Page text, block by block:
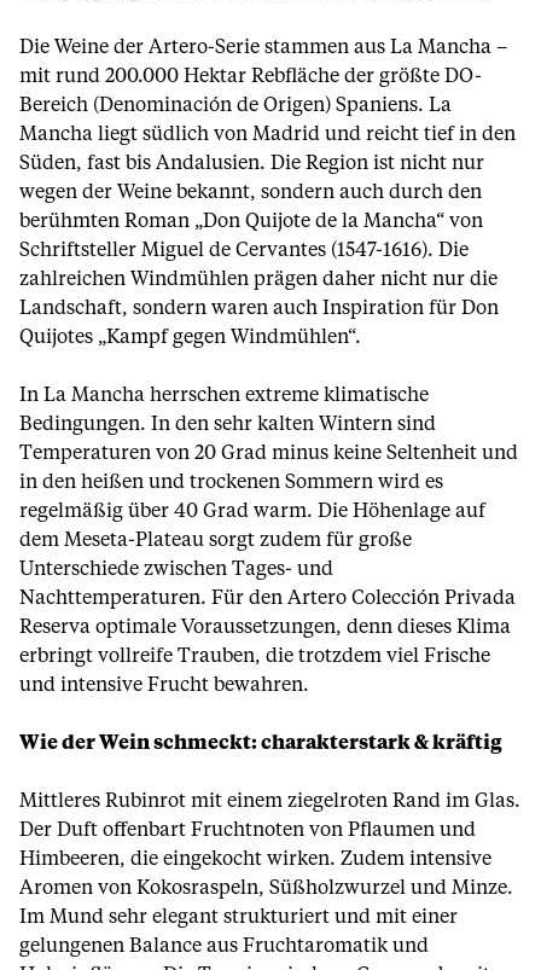
Die Weine der Artero-Serie stammen aus La Mancha –
mit rund 200.000 Hektar Rebfläche der größte DO-
Bereich (Denominación de Origen) Spaniens. La
Mancha liegt südlich von Madrid und reicht tief in den
Süden, fast bis Andalusien. Die Region ist nicht nur
wegen der Weine bekannt, sondern auch durch den
berühmten Roman „Don Quijote de la Mancha“ von
Schriftsteller Miguel de Cervantes (1547-1616). Die
zahlreichen Windmühlen prägen daher nicht nur die
Landschaft, sondern waren auch Inspiration für Don
Quijotes „Kampf gegen Windmühlen“.
In La Mancha herrschen extreme klimatische
Bedingungen. In den sehr kalten Wintern sind
Temperaturen von 20 Grad minus keine Seltenheit und
in den heißen und trockenen Sommern wird es
regelmäßig über 40 Grad warm. Die Höhenlage auf
dem Meseta-Plateau sorgt zudem für große
Unterschiede zwischen Tages- und
Nachttemperaturen. Für den Artero Colección Privada
Reserva optimale Voraussetzungen, denn dieses Klima
erbringt vollreife Trauben, die trotzdem viel Frische
und intensive Frucht bewahren.
Wie der Wein schmeckt: charakterstark & kräftig
Mittleres Rubinrot mit einem ziegelroten Rand im Glas.
Der Duft offenbart Fruchtnoten von Pflaumen und
Himbeeren, die eingekocht wirken. Zudem intensive
Aromen von Kokosraspeln, Süßholzwurzel und Minze.
Im Mund sehr elegant strukturiert und mit einer
gelungenen Balance aus Fruchtaromatik und